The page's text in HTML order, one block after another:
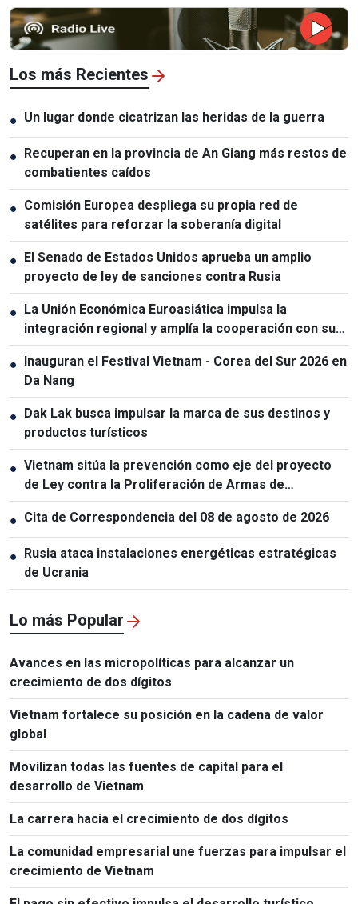
Los más Recientes
● Un lugar donde cicatrizan las heridas de la guerra
● Recuperan en la provincia de An Giang más restos de
combatientes caídos
● Comisión Europea despliega su propia red de
satélites para reforzar la soberanía digital
● El Senado de Estados Unidos aprueba un amplio
proyecto de ley de sanciones contra Rusia
● La Unión Económica Euroasiática impulsa la
integración regional y amplía la cooperación con sus
socios
● Inauguran el Festival Vietnam - Corea del Sur 2026 en
Da Nang
● Dak Lak busca impulsar la marca de sus destinos y
productos turísticos
● Vietnam sitúa la prevención como eje del proyecto
de Ley contra la Proliferación de Armas de
Destrucción Masiva
● Cita de Correspondencia del 08 de agosto de 2026
● Rusia ataca instalaciones energéticas estratégicas
de Ucrania
Lo más Popular
Avances en las micropolíticas para alcanzar un
crecimiento de dos dígitos
Vietnam fortalece su posición en la cadena de valor
global
Movilizan todas las fuentes de capital para el
desarrollo de Vietnam
La carrera hacia el crecimiento de dos dígitos
La comunidad empresarial une fuerzas para impulsar el
crecimiento de Vietnam